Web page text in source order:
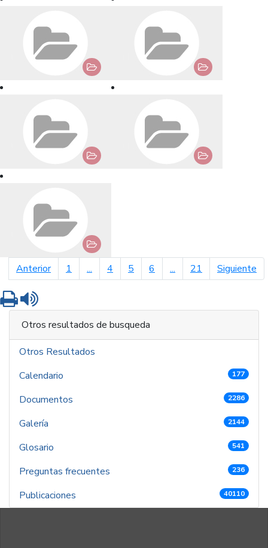
Anteriorpágina anterior
1 ... 4 5 6 ... 21 Siguiente
Imprimir
Otros resultados de busqueda
Otros Resultados
Calendario
177
Documentos 2286
Galería 2144
Glosario 541
Preguntas frecuentes 236
Publicaciones 40110